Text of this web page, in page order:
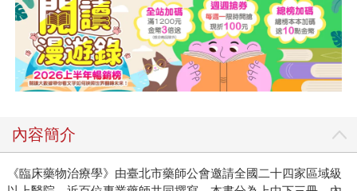
內容簡介
《臨床藥物治療學》由臺北市藥師公會邀請全國二十四家區域級